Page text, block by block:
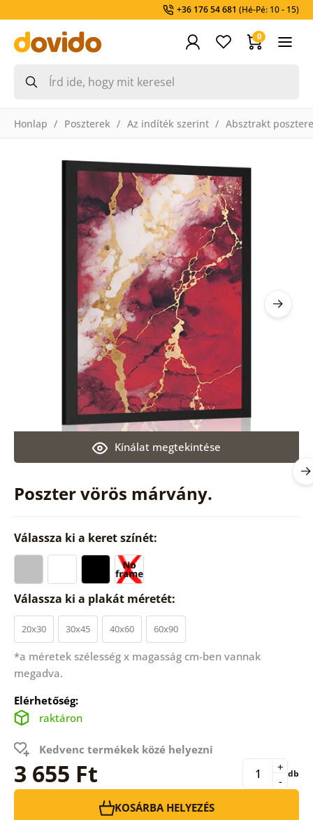
+36 176 54 681 (Hé-Pé: 10 - 15)
0
Honlap Poszterek Az indíték szerint Absztrakt
Poszter vörös márvány.
Kínálat megtekintése
Válassza ki a keret színét:
Válassza ki a plakát méretét:
20x30 30x45 40x60 60x90
*a méretek szélesség x magasság cm-ben vannak
megadva.
Elérhetőség:
raktáron
Kedvenc termékek közé helyezni
3 655 Ft -
+ db
KOSÁRBA HELYEZÉS